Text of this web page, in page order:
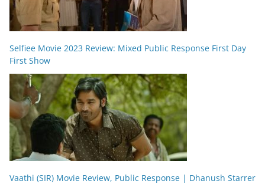
Selfiee Movie 2023 Review: Mixed Public Response First Day
First Show
Vaathi (SIR) Movie Review, Public Response | Dhanush Starrer